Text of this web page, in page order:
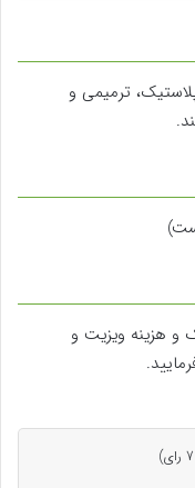
ترمیمی و
و هزینه ویزیت و
7 رای)